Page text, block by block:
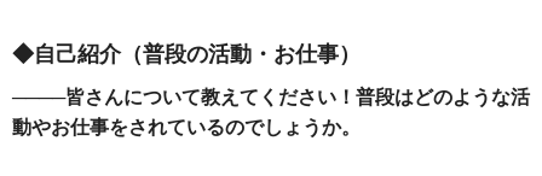
◆自己紹介（普段の活動・お仕事）
────皆さんについて教えてください！普段はどのような活
動やお仕事をされているのでしょうか。